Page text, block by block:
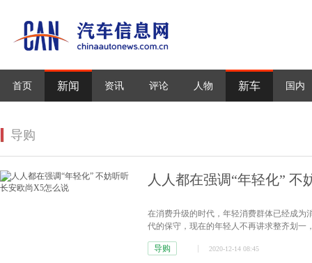
首页 新闻 资讯 评论 人物 新车 国内
导购
人人都在强调“年轻化”
在消费升级的时代，年轻消费群体已经成为
代的保守，现在的年轻人不再讲求整齐划一
导购
2020-12-14 08:45